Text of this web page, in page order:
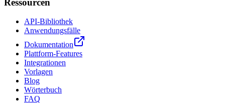
API-Bibliothek
Anwendungsfälle
Dokumentation
Plattform-Features
Integrationen
Vorlagen
Blog
Wörterbuch
FAQ